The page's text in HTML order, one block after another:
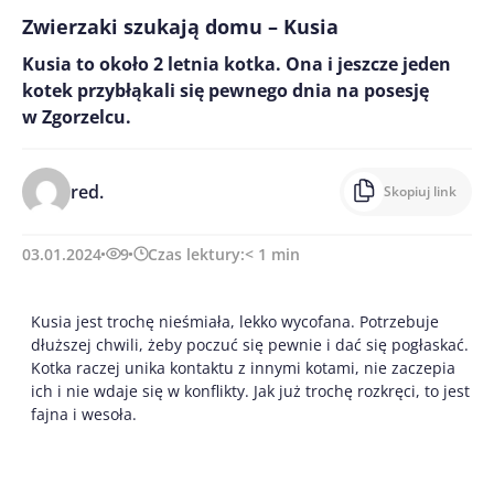
Zwierzaki szukają domu – Kusia
Kusia to około 2 letnia kotka. Ona i jeszcze jeden
kotek przybłąkali się pewnego dnia na posesję
w Zgorzelcu.
red. Skopiuj link
03.01.2024 9 Czas lektury:< 1 min
Kusia jest trochę nieśmiała, lekko wycofana. Potrzebuje
dłuższej chwili, żeby poczuć się pewnie i dać się pogłaskać.
Kotka raczej unika kontaktu z innymi kotami, nie zaczepia
ich i nie wdaje się w konflikty. Jak już trochę rozkręci, to jest
fajna i wesoła.